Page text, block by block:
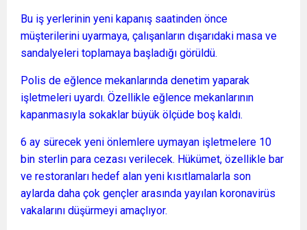
Bu iş yerlerinin yeni kapanış saatinden önce
müşterilerini uyarmaya, çalışanların dışarıdaki masa ve
sandalyeleri toplamaya başladığı görüldü.
Polis de eğlence mekanlarında denetim yaparak
işletmeleri uyardı. Özellikle eğlence mekanlarının
kapanmasıyla sokaklar büyük ölçüde boş kaldı.
6 ay sürecek yeni önlemlere uymayan işletmelere 10
bin sterlin para cezası verilecek. Hükümet, özellikle bar
ve restoranları hedef alan yeni kısıtlamalarla son
aylarda daha çok gençler arasında yayılan koronavirüs
vakalarını düşürmeyi amaçlıyor.